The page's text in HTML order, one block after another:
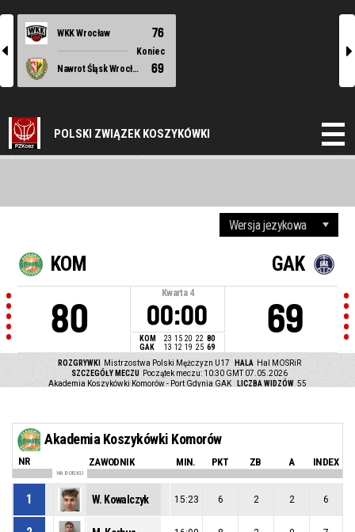
l
WKK Wrocław 76
Koniec
Nawrot Śląsk Wrocław
69
r
POLSKI ZWIĄZEK KOSZYKÓWKI
KOM
80
Kwarta 4
00:00
KOM 23 15 20 22 80
GAK
13 12 19 25 69
GAK
69
ROZGRYWKI Mistrzostwa Polski Mężczyzn U17 HALA Hal MOSRiR
SZCZEGÓŁY MECZU
Początek meczu: 10:30 GMT 07.05.2026
Akademia Koszykówki Komorów - Port Gdynia GAK
LICZBA WIDZÓW 55
Akademia Koszykówki Komorów
NR ZAWODNIK MIN. PKT ZB A INDEX
NA BOISKU
1 W. Kowalczyk 15:23 6 2 2 6